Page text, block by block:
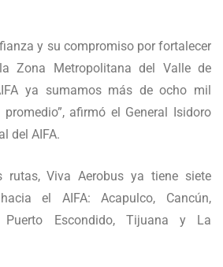
y su compromiso por fortalecer
Zona Metropolitana del Valle de
ya sumamos más de ocho mil
afirmó el General Isidoro
del AIFA.
rutas, Viva Aerobus ya tiene siete
el AIFA: Acapulco, Cancún,
Puerto Escondido, Tijuana y La